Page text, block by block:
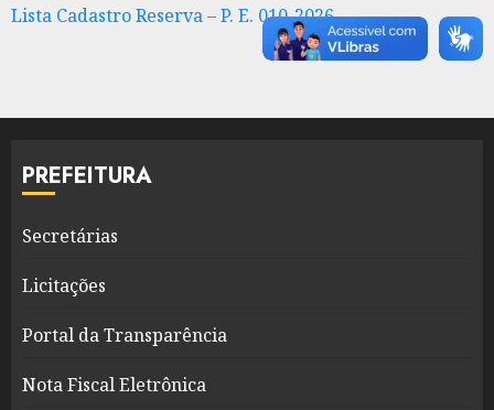
Lista Cadastro Reserva – P. E. 010-2026
PREFEITURA
Secretárias
Licitações
Portal da Transparência
Nota Fiscal Eletrônica